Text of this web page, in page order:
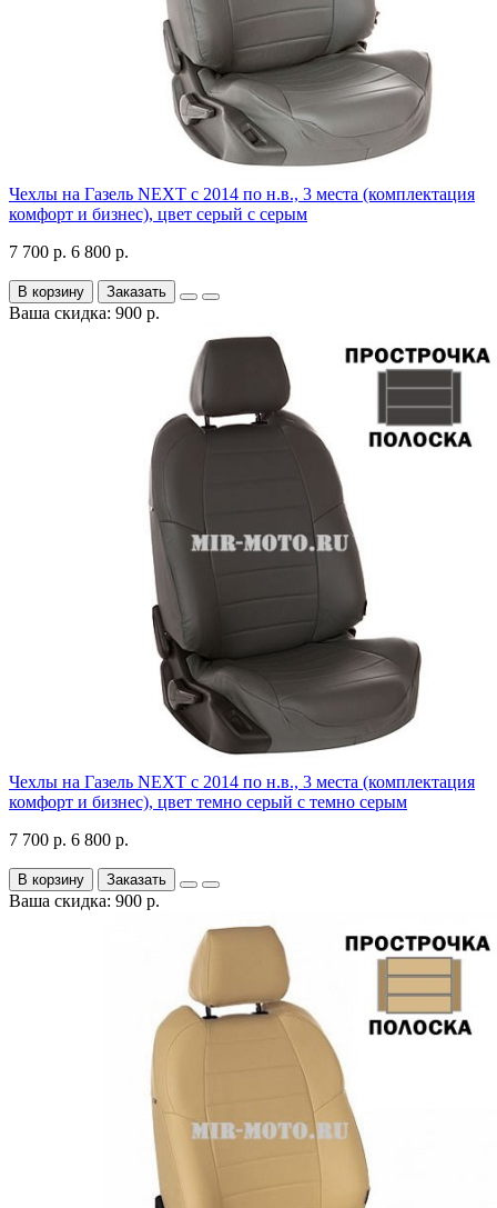
Чехлы на Газель NEXT с 2014 по н.в., 3 места (комплектация
комфорт и бизнес), цвет серый с серым
7 700 р. 6 800 р.
В корзину Заказать
Ваша скидка: 900 р.
Чехлы на Газель NEXT с 2014 по н.в., 3 места (комплектация
комфорт и бизнес), цвет темно серый с темно серым
7 700 р. 6 800 р.
В корзину Заказать
Ваша скидка: 900 р.